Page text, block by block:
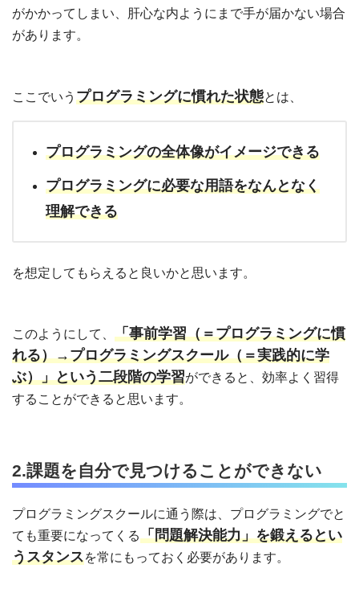
がかかってしまい、肝心な内ようにまで手が届かない場合
があります。
ここでいう プログラミングに慣れた状態とは、
プログラミングの全体像がイメージできる
プログラミングに必要な用語をなんとなく
理解できる
を想定してもらえると良いかと思います。
このようにして、 「事前学習（＝プログラミングに慣
れる）→プログラミングスクール（＝実践的に学
ぶ）」という二段階の学習ができると、効率よく習得
することができると思います。
2.課題を自分で見つけることができない
プログラミングスクールに通う際は、プログラミングでと
ても重要になってくる「問題解決能力」を鍛えるとい
うスタンスを常にもっておく必要があります。